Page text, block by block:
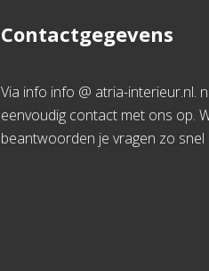
Contactgegevens
Via info info @ atria-interieur.nl.
eenvoudig contact met ons op.
beantwoorden je vragen zo snel